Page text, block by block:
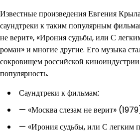
Известные произведения Евгения
саундтреки к таким популярным
не верит», «Ирония судьбы, или С
роман» и многие другие. Его музыка
сокровищем российской
популярность.
Саундтреки к фильмам:
— «Москва слезам не верит»
— «Ирония судьбы, или С легким